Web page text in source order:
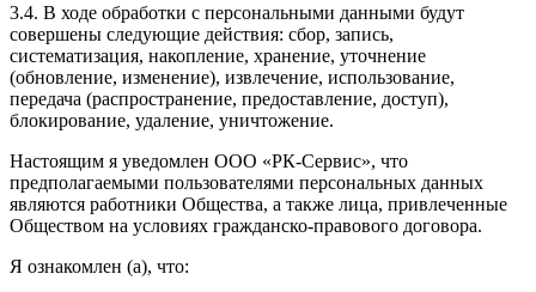
3.4. В ходе обработки с персональными данными будут
совершены следующие действия: сбор, запись,
систематизация, накопление, хранение, уточнение
(обновление, изменение), извлечение, использование,
передача (распространение, предоставление, доступ),
блокирование, удаление, уничтожение.
Настоящим я уведомлен ООО «РК-Сервис», что
предполагаемыми пользователями персональных данных
являются работники Общества, а также лица, привлеченные
Обществом на условиях гражданско-правового договора.
Я ознакомлен (а), что: